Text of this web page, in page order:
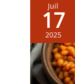
Juil
17
2025